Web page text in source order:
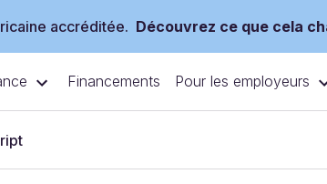
accréditée. Découvrez ce que cela
Financements Pour les employeurs